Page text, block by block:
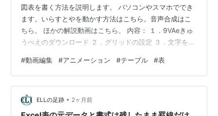
図表を書く方法を説明します。 パソコンやスマホででき
ます。いらすとやを動かす方法はこちら。音声合成はこ
ちら。 ほかの解説動画はこちら。 内容： １．9VAeきゅ
うべえのダウンロード ２．グリッドの設定 ３．文字を入
６．選びたくない時、登録して固定 ７．選んで配置 縦に
整列 ８．四角形で表の罫線を入力 ９．文字に枠をつける
10．ひとこまアニメにする 11．動画をMP４出力 ひとコ
マ解説動画の作り方 9VAeきゅうべえのダウンロード 画
面キャプチャ方法 キャプチャ画像を9VAeに読み…
#動画編集 #アニメーション #テーブル #表
ELLの足跡 • 2ヶ月前